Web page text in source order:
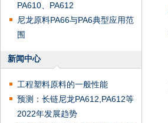
PA610、PA612
尼龙原料PA66与PA6典型应用范
围
新闻中心
工程塑料原料的一般性能
预测：长链尼龙PA612,PA612等
2022年发展趋势